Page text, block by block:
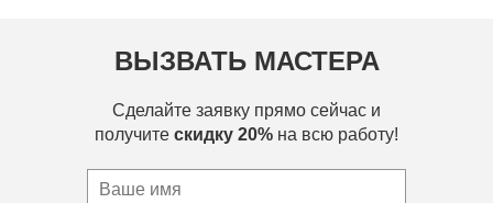
ВЫЗВАТЬ МАСТЕРА
Сделайте заявку прямо сейчас и
получите скидку 20% на всю работу!